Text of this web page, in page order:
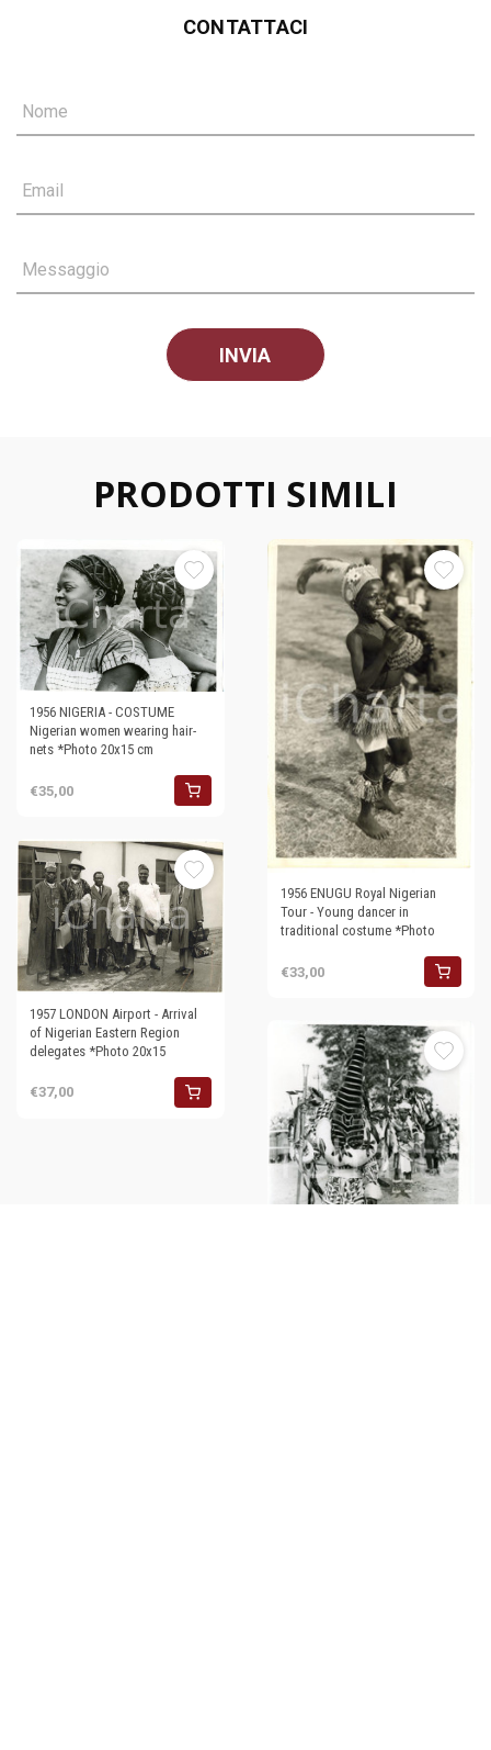
CONTATTACI
Nome
Email
Messaggio
PRODOTTI SIMILI
1956 NIGERIA - COSTUME
Nigerian women wearing hair-
nets *Photo 20x15 cm
€35,00
1956 ENUGU Royal Nigerian
Tour - Young dancer in
traditional costume *Photo
€33,00
1957 LONDON Airport - Arrival
of Nigerian Eastern Region
delegates *Photo 20x15
€37,00